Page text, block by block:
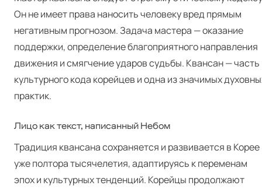
Он не имеет права наносить человеку вред прямым
негативным прогнозом. Задача мастера — оказание
поддержки, определение благоприятного направления
движения и смягчение ударов судьбы. Квансан — часть
культурного кода корейцев и одна из значимых
практик.
Лицо как текст, написанный Небом
Традиция квансана сохраняется и развивается в Корее
уже полтора тысячелетия, адаптируясь к переменам
эпох и культурных тенденций. Корейцы продолжают